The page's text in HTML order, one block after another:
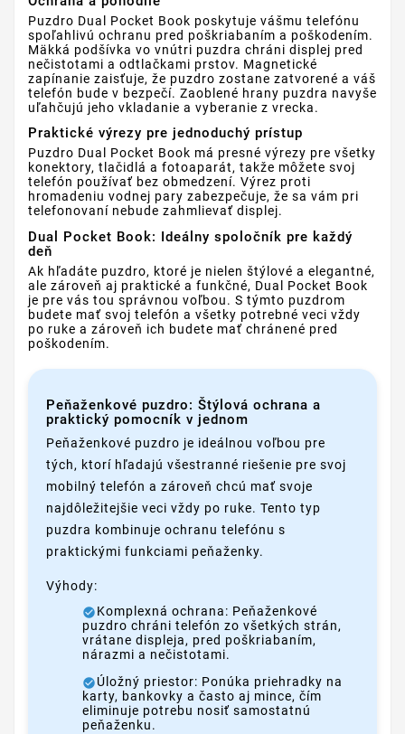
Puzdro Dual Pocket Book poskytuje vášmu telefónu
spoľahlivú ochranu pred poškriabaním a poškodením.
Mäkká podšívka vo vnútri puzdra chráni displej pred
nečistotami a odtlačkami prstov. Magnetické
zapínanie zaisťuje, že puzdro zostane zatvorené a váš
telefón bude v bezpečí. Zaoblené hrany puzdra navyše
uľahčujú jeho vkladanie a vyberanie z vrecka.
Praktické výrezy pre jednoduchý prístup
Puzdro Dual Pocket Book má presné výrezy pre všetky
konektory, tlačidlá a fotoaparát, takže môžete svoj
telefón používať bez obmedzení. Výrez proti
hromadeniu vodnej pary zabezpečuje, že sa vám pri
telefonovaní nebude zahmlievať displej.
Dual Pocket Book: Ideálny spoločník pre každý
deň
Ak hľadáte puzdro, ktoré je nielen štýlové a elegantné,
ale zároveň aj praktické a funkčné, Dual Pocket Book
je pre vás tou správnou voľbou. S týmto puzdrom
budete mať svoj telefón a všetky potrebné veci vždy
po ruke a zároveň ich budete mať chránené pred
poškodením.
Peňaženkové puzdro: Štýlová ochrana a
praktický pomocník v jednom
Peňaženkové puzdro je ideálnou voľbou pre
tých, ktorí hľadajú všestranné riešenie pre svoj
mobilný telefón a zároveň chcú mať svoje
najdôležitejšie veci vždy po ruke. Tento typ
puzdra kombinuje ochranu telefónu s
praktickými funkciami peňaženky.
Výhody:
Komplexná ochrana: Peňaženkové
puzdro chráni telefón zo všetkých strán,
vrátane displeja, pred poškriabaním,
nárazmi a nečistotami.
Úložný priestor: Ponúka priehradky na
karty, bankovky a často aj mince, čím
eliminuje potrebu nosiť samostatnú
peňaženku.